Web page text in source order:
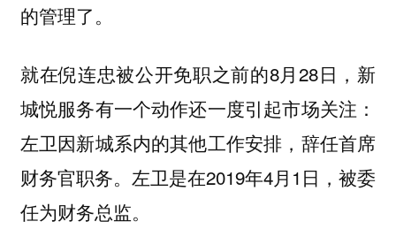
的管理了。
就在倪连忠被公开免职之前的8月28日，新
城悦服务有一个动作还一度引起市场关注：
左卫因新城系内的其他工作安排，辞任首席
财务官职务。左卫是在2019年4月1日，被委
任为财务总监。